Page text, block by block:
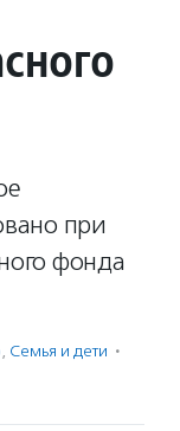
при
фонда
, Семья и дети ·